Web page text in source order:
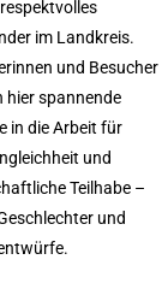
im Landkreis.
und Besucher
hier spannende
in die Arbeit für
und
Teilhabe –
und